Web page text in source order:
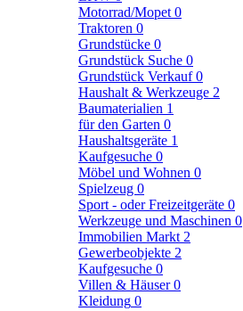
Motorrad/Mopet 0
Traktoren 0
Grundstücke 0
Grundstück Suche 0
Grundstück Verkauf0
Haushalt & Werkzeuge 2
Baumaterialien 1
für den Garten 0
Haushaltsgeräte 1
Kaufgesuche 0
Möbel und Wohnen 0
Spielzeug 0
Sport - oder Freizeitgeräte 0
Werkzeuge und Maschinen 0
Immobilien Markt 2
Gewerbeobjekte 2
Kaufgesuche 0
Villen & Häuser0
Kleidung 0